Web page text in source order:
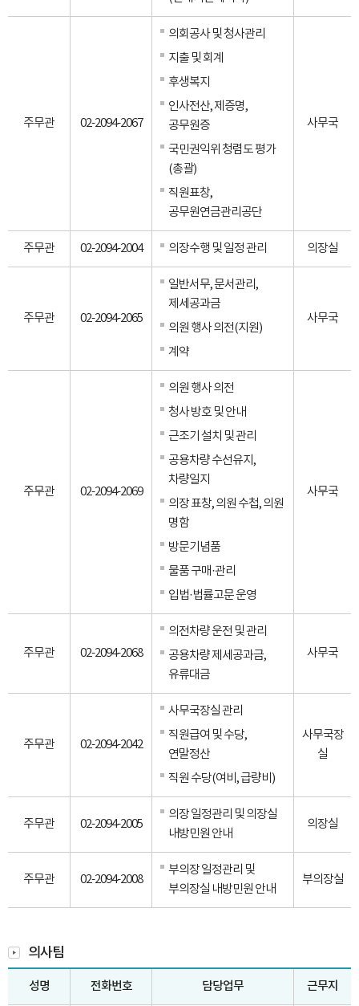
주무관 02-2094-2067
의회공사 및 청사관리
지출 및 회계
후생복지
인사전산, 제증명,
공무원증
국민권익위 청렴도 평가
(총괄)
직원표창,
공무원연금관리공단
사무국
주무관 02-2094-2004 의장수행 및 일정 관리 의장실
주무관 02-2094-2065
일반서무, 문서관리,
제세공과금
의원 행사 의전(지원)
계약
사무국
주무관 02-2094-2069
의원 행사 의전
청사 방호 및 안내
근조기 설치 및 관리
공용차량 수선유지,
차량일지
의장 표창, 의원 수첩, 의원
명함
방문기념품
물품 구매·관리
입법·법률고문 운영
사무국
주무관 02-2094-2068
의전차량 운전 및 관리
공용차량 제세공과금,
유류대금
사무국
주무관 02-2094-2042
사무국장실 관리
직원급여 및 수당,
연말정산
직원 수당(여비, 급량비)
사무국장
실
주무관 02-2094-2005
의장 일정관리 및 의장실
내방민원 안내
의장실
주무관 02-2094-2008
부의장 일정관리 및
부의장실 내방민원 안내
부의장실
의사팀
성명 전화번호 담당업무 근무지